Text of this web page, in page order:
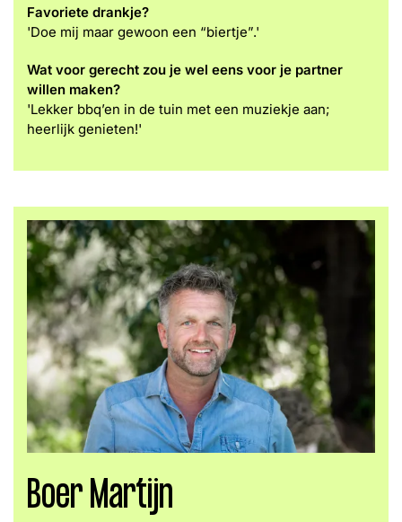
Favoriete drankje?
'Doe mij maar gewoon een “biertje”.'
Wat voor gerecht zou je wel eens voor je partner
willen maken?
'Lekker bbq’en in de tuin met een muziekje aan;
heerlijk genieten!'
Boer Martijn